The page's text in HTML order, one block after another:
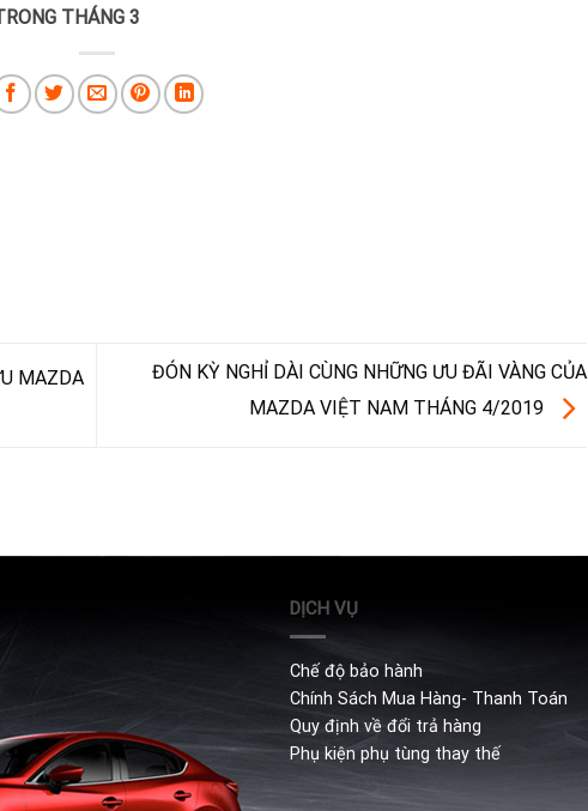
MAZDA
ĐÓN KỲ NGHỈ DÀI CÙNG NHỮNG ƯU ĐÃI VÀNG CỦA
MAZDA VIỆT NAM THÁNG 4/2019
DỊCH VỤ
Chế độ bảo hành
Chính Sách Mua Hàng- Thanh Toán
Quy định về đổi trả hàng
Phụ kiện phụ tùng thay thế